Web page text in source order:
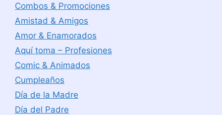
Combos & Promociones
Amistad & Amigos
Amor & Enamorados
Aquí toma – Profesiones
Comic & Animados
Cumpleaños
Día de la Madre
Día del Padre